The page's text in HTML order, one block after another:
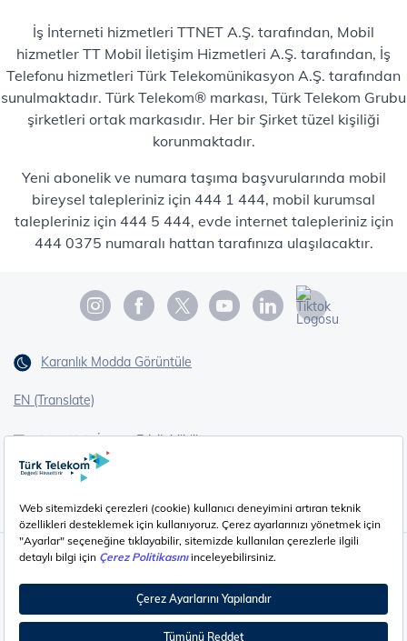
İş İnterneti hizmetleri TTNET A.Ş. tarafından, Mobil
hizmetler TT Mobil İletişim Hizmetleri A.Ş. tarafından, İş
Telefonu hizmetleri Türk Telekomünikasyon A.Ş. tarafından
sunulmaktadır. Türk Telekom® markası, Türk Telekom Grubu
şirketleri ortak markasıdır. Her bir Şirket tüzel kişiliği
korunmaktadır.
Yeni abonelik ve numara taşıma başvurularında mobil
bireysel talepleriniz için 444 1 444, mobil kurumsal
talepleriniz için 444 5 444, evde internet talepleriniz için
444 0375 numaralı hattan tarafınıza ulaşılacaktır.
Karanlık Modda Görüntüle
EN (Translate)
Erişilebilirlik
Çerez Ayarları